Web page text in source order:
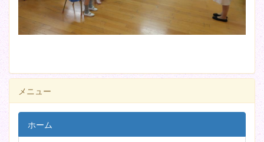
メニュー
ホーム